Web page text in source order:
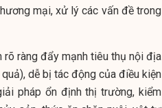
mại, xử lý các vấn đề trong
ràng đẩy mạnh tiêu thụ nội địa
dễ bị tác động của điều kiện
pháp ổn định thị trường, kiểm